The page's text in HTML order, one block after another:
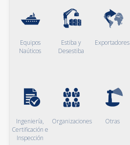
Equipos
Naúticos
Estiba y
Desestiba
Exportadores
Ingeniería,
Certificación e
Inspección
Organizaciones Otras